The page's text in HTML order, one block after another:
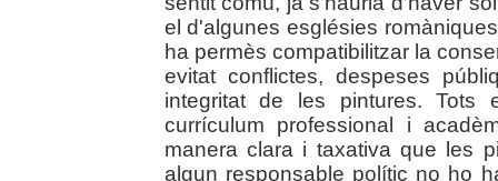
el d'algunes esglésies
ha permès compatibilitzar la
evitat conflictes, despeses
integritat de les pintures. Tots
currículum professional i
manera clara i taxativa que les
algun responsable polític no ho